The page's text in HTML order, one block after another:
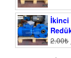
İkinci
2.00₺